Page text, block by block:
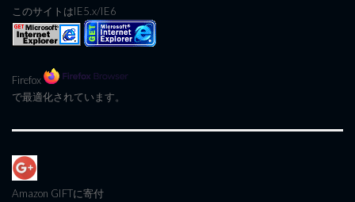
このサイトはIE5.x/IE6
Firefox
で最適化されています。
Amazon GIFTに寄付